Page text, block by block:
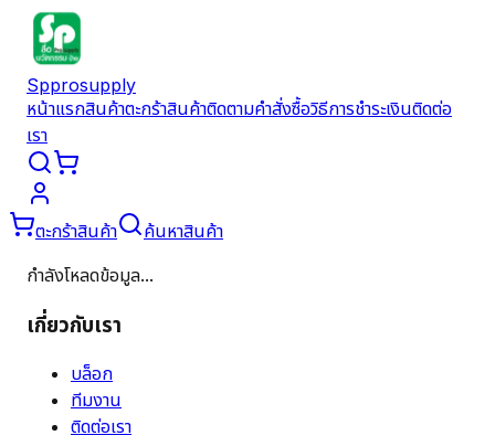
Spprosupply
หน้าแรกสินค้าตะกร้าสินค้าติดตามคำสั่งซื้อวิธีการชำระเงินติดต่อ
เรา
ตะกร้าสินค้า
ค้นหาสินค้า
กำลังโหลดข้อมูล...
เกี่ยวกับเรา
บล็อก
ทีมงาน
ติดต่อเรา